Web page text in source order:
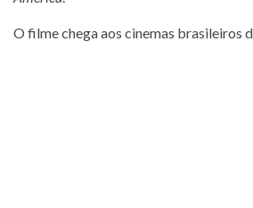
O filme chega aos cinemas brasileiros